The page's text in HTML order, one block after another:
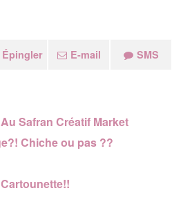
Épingler E-mail SMS
Safran Créatif Market
Chiche ou pas ??